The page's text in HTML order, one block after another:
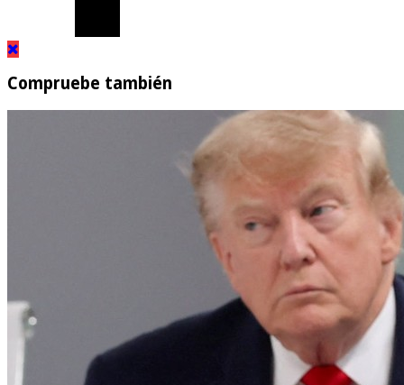
Compruebe también